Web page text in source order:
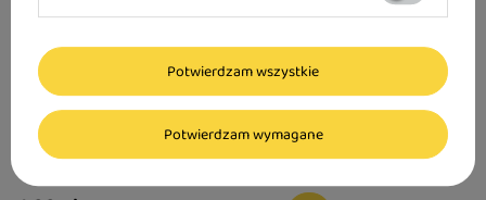
Zalety
Wysoka zawartość składników
pochodzenia zwierzęcego
Intensywny smak i aromat mięsa
Naturalna receptura o prostym składzie
Carnilove Cat Pouch Karma mokra dla
kotów Filet z indyka w galaretce z
walerianą 85 g
Potwierdzam wymagane
Potwierdzam wszystkie